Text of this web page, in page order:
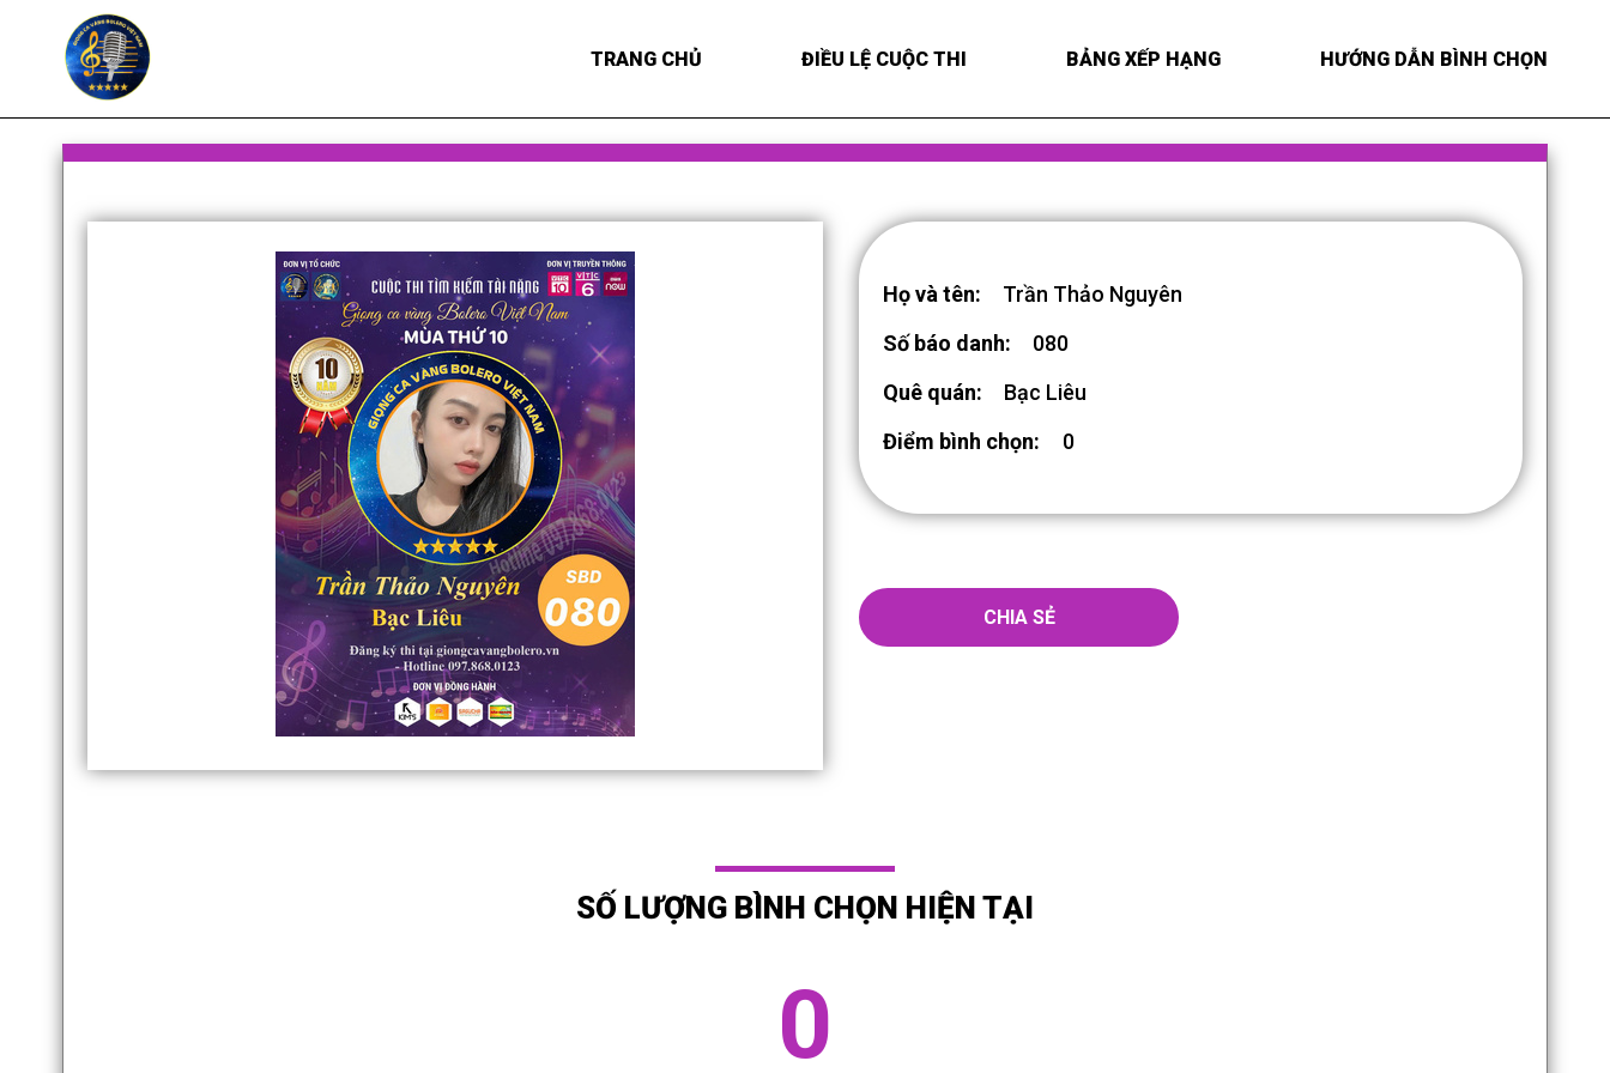
TRANG CHỦ ĐIỀU LỆ CUỘC THI BẢNG XẾP HẠNG HƯỚNG DẪN BÌNH CHỌN
Họ và tên:
Trần Thảo Nguyên
Số báo danh:
080
Quê quán:
Bạc Liêu
Điểm bình chọn:
0
CHIA SẺ
SỐ LƯỢNG BÌNH CHỌN HIỆN TẠI
0